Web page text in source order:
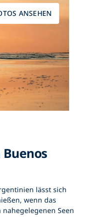
ANSEHEN
lässt sich
wenn das
Seen